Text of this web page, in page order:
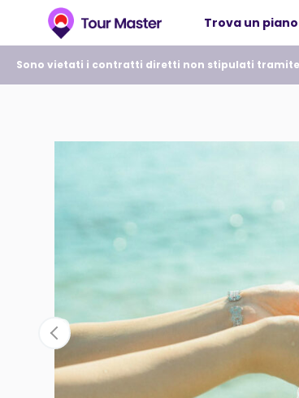
Trova un piano
Sono vietati i contratti diretti non stipulati